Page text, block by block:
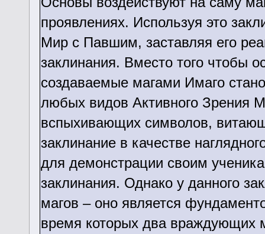
проявлениях. Используя это
Мир с Павшим, заставляя его
заклинания. Вместо того чтобы
создаваемые магами Имаго
любых видов Активного Зрения
вспыхивающих символов,
заклинание в качестве
для демонстрации своим
заклинания. Однако у данного
магов – оно является
время которых два враждующих